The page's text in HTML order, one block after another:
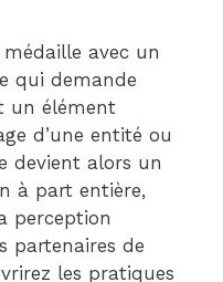
avec un
qui demande
un élément
d’une entité ou
devient alors un
à part entière,
perception
partenaires de
les pratiques